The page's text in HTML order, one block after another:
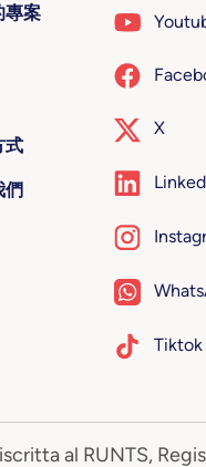
專案
式
們
X
Tiktok
al RUNTS,